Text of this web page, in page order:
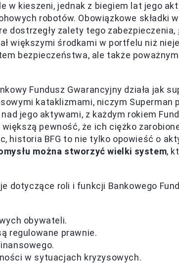
w kieszeni, jednak z biegiem lat jego
robotów. Obowiązkowe składki
dostrzegły zalety tego zabezpieczenia,
większymi środkami w portfelu niż
bezpieczeństwa, ale także
Fundusz Gwarancyjny działa jak
kataklizmami, niczym Superman
jego aktywami, z każdym rokiem
pewność, że ich ciężko
historia BFG to nie tylko opowieść o
można stworzyć wielki system,
dotyczące roli i funkcji Bankowego
obywateli.
regulowane prawnie.
w sytuacjach kryzysowych.